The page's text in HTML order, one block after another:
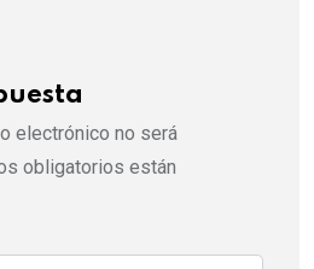
electrónico no será
obligatorios están